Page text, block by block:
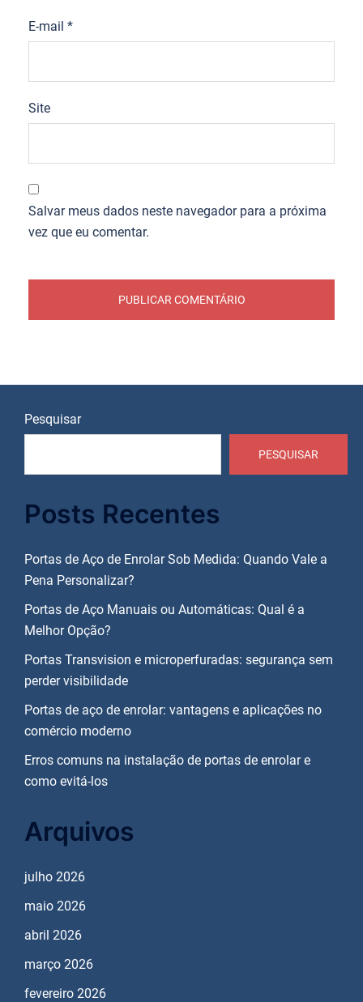
E-mail *
Site
Salvar meus dados neste navegador para a próxima
vez que eu comentar.
Pesquisar
PESQUISAR
Posts Recentes
Portas de Aço de Enrolar Sob Medida: Quando Vale a
Pena Personalizar?
Portas de Aço Manuais ou Automáticas: Qual é a
Melhor Opção?
Portas Transvision e microperfuradas: segurança sem
perder visibilidade
Portas de aço de enrolar: vantagens e aplicações no
comércio moderno
Erros comuns na instalação de portas de enrolar e
como evitá-los
Arquivos
julho 2026
maio 2026
abril 2026
março 2026
fevereiro 2026